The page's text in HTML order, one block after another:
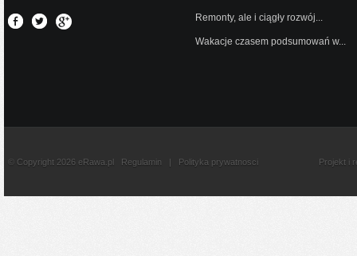
Remonty, ale i ciągły rozwój...
Wakacje czasem podsumowań w...
© Copyright 2026 eRawa.pl Regulamin | Polityka prywatnosci Projekt i